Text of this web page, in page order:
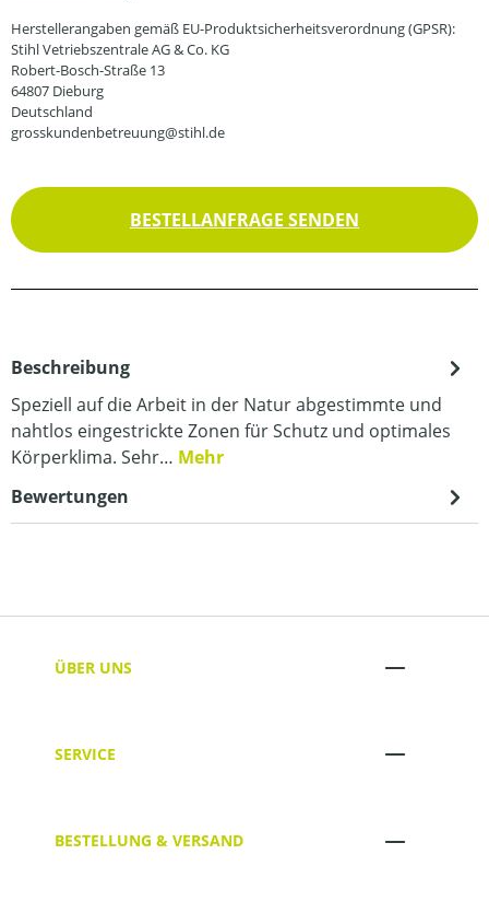
Herstellerangaben gemäß EU-Produktsicherheitsverordnung (GPSR):
Stihl Vetriebszentrale AG & Co. KG
Robert-Bosch-Straße 13
64807 Dieburg
Deutschland
grosskundenbetreuung@stihl.de
BESTELLANFRAGE SENDEN
Beschreibung
Speziell auf die Arbeit in der Natur abgestimmte und
nahtlos eingestrickte Zonen für Schutz und optimales
Körperklima. Sehr… Mehr
Bewertungen
ÜBER UNS
SERVICE
BESTELLUNG & VERSAND